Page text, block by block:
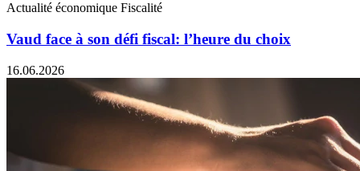
Actualité économique Fiscalité
Vaud face à son défi fiscal: l’heure du choix
16.06.2026